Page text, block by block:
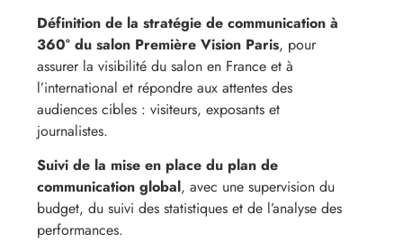
Définition de la stratégie de communication à
360° du salon Première Vision Paris, pour
assurer la visibilité du salon en France et à
l’international et répondre aux attentes des
audiences cibles : visiteurs, exposants et
journalistes.
Suivi de la mise en place du plan de
communication global, avec une supervision du
budget, du suivi des statistiques et de l’analyse des
performances.